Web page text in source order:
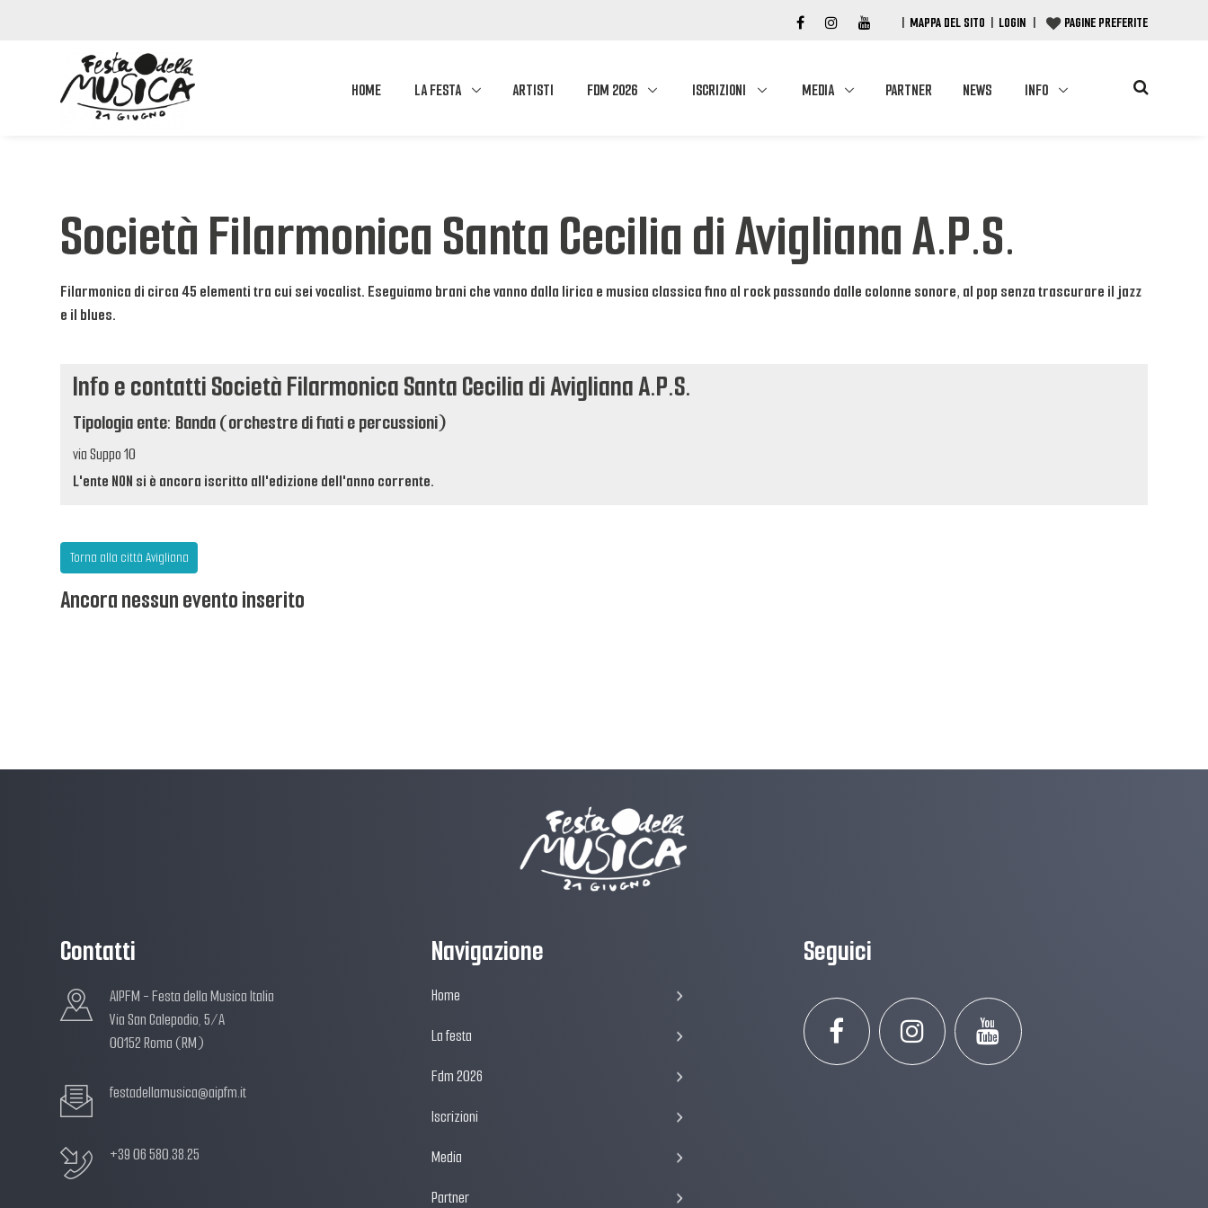
| MAPPA DEL SITO | LOGIN | PAGINE PREFERITE
HOME LA FESTA ARTISTI FDM 2026 ISCRIZIONI MEDIA PARTNER NEWS INFO
Società Filarmonica Santa Cecilia di Avigliana A.P.S.
Filarmonica di circa 45 elementi tra cui sei vocalist. Eseguiamo brani che vanno dalla lirica e musica classica fino al rock passando dalle colonne sonore, al pop senza trascurare il jazz
e il blues.
Info e contatti Società Filarmonica Santa Cecilia di Avigliana A.P.S.
Tipologia ente: Banda (orchestre di fiati e percussioni)
via Suppo 10
L'ente NON si è ancora iscritto all'edizione dell'anno corrente.
Torna alla città Avigliana
Ancora nessun evento inserito
Contatti
AIPFM - Festa della Musica Italia
Via San Calepodio, 5/A
00152 Roma (RM)
festadellamusica@aipfm.it
+39 06 580.38.25
Navigazione
Home
La festa
Fdm 2026
Iscrizioni
Media
Partner
Seguici